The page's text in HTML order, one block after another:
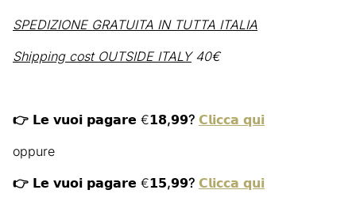
SPEDIZIONE GRATUITA IN TUTTA ITALIA
Shipping cost OUTSIDE ITALY40€
👉 𝗟𝗲 𝘃𝘂𝗼𝗶 𝗽𝗮𝗴𝗮𝗿𝗲 €𝟭𝟴,𝟵𝟵? 𝗖𝗹𝗶𝗰𝗰𝗮 𝗾𝘂𝗶
oppure
👉 𝗟𝗲 𝘃𝘂𝗼𝗶 𝗽𝗮𝗴𝗮𝗿𝗲 €𝟭𝟱,𝟵𝟵? 𝗖𝗹𝗶𝗰𝗰𝗮 𝗾𝘂𝗶